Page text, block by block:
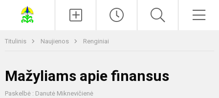
Titulinis Naujienos Renginiai
Mažyliams apie finansus
Paskelbė : Danutė Miknevičienė